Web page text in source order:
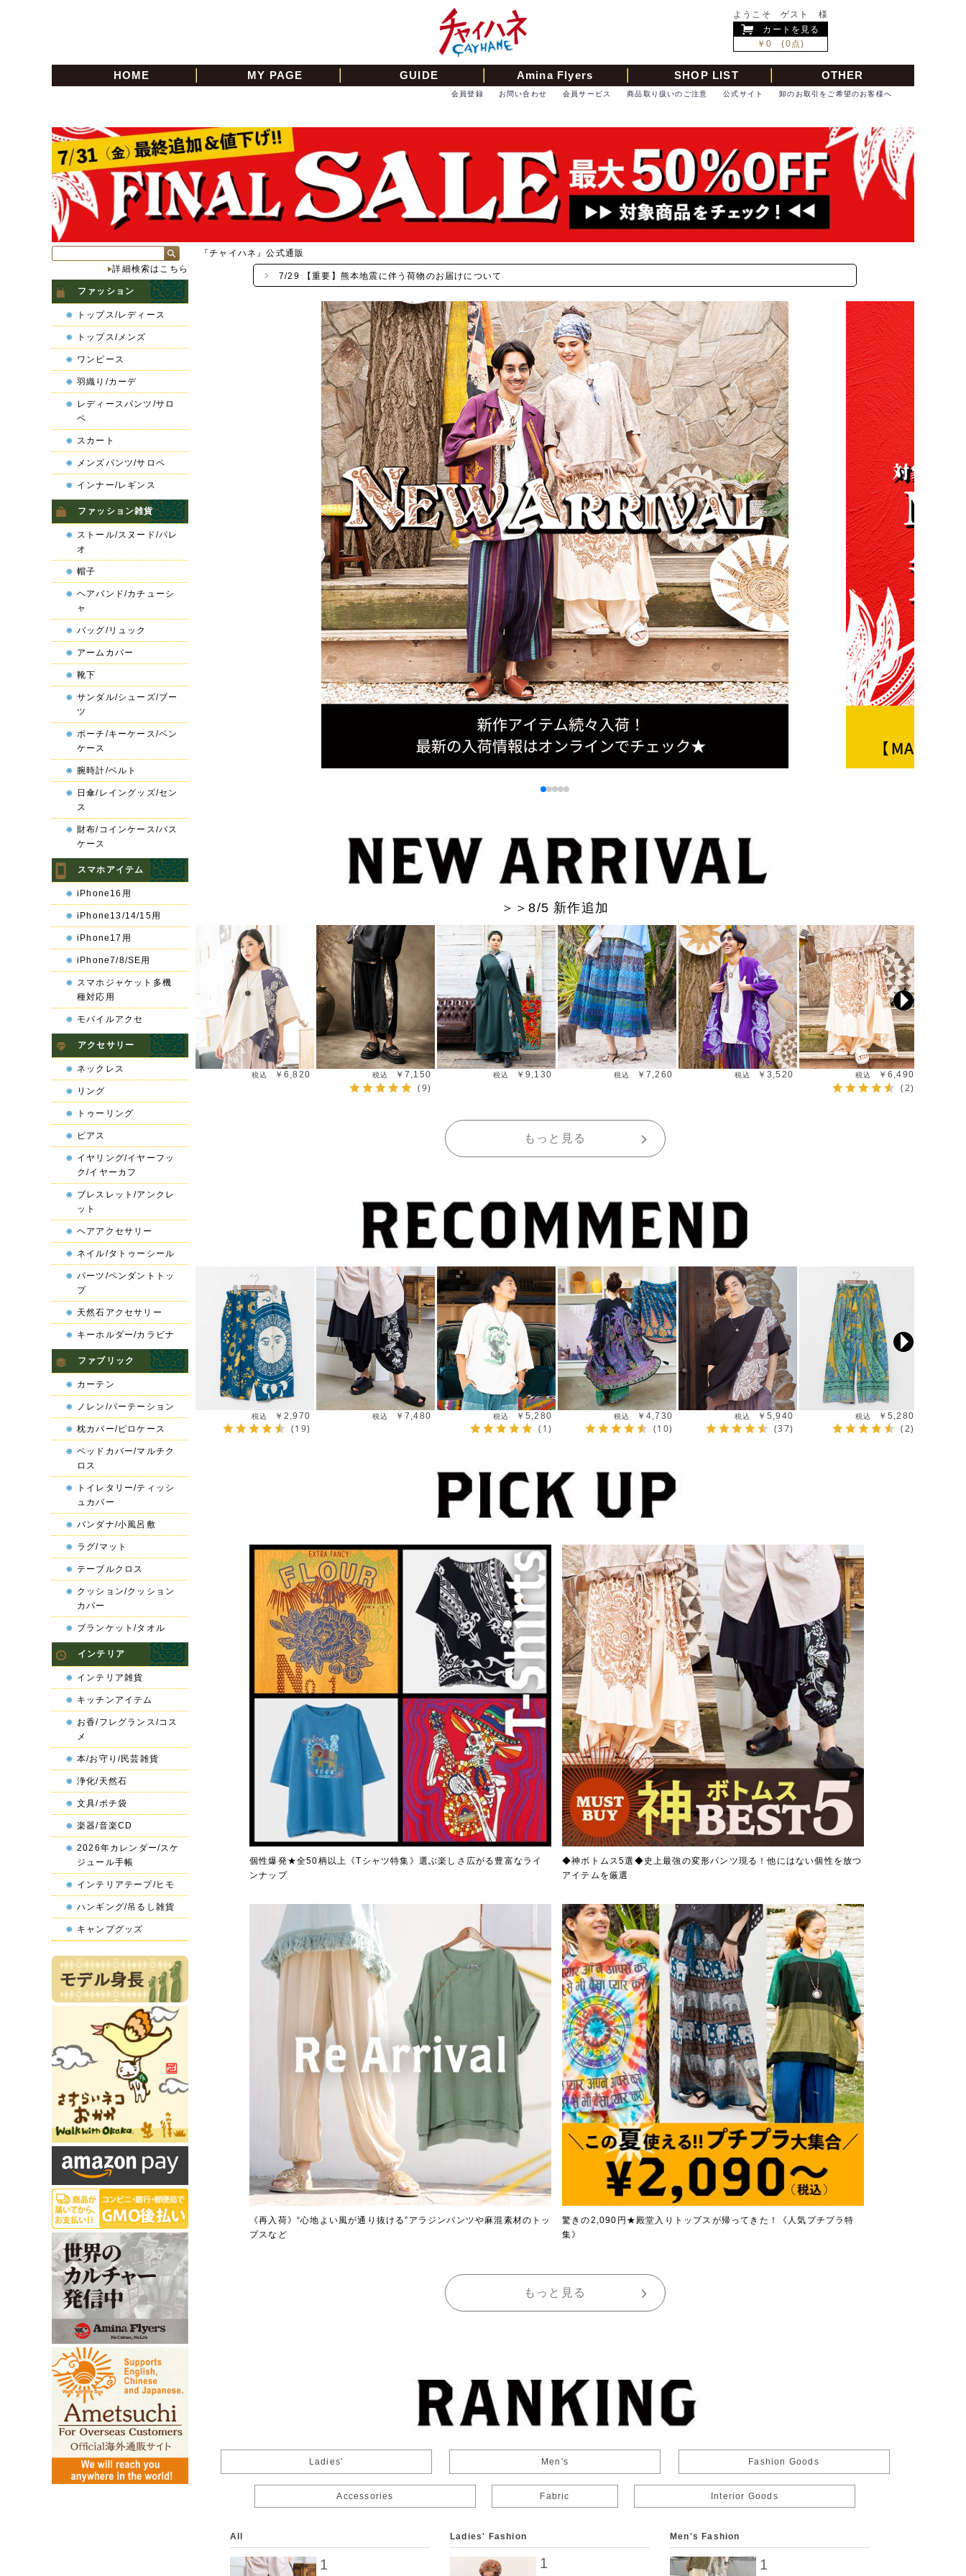
ようこそ ゲスト 様
カートを見る
￥0 (0点)
HOME MY PAGE GUIDE Amina Flyers SHOP LIST OTHER
卸のお取引をご希望のお客様へ
公式サイト
商品取り扱いのご注意
会員サービス
お問い合わせ
会員登録
『チャイハネ』公式通販
7/29 【重要】熊本地震に伴う荷物のお届けについて
＞＞8/5 新作追加
￥6,820 ￥7,150
(9)
￥9,130 ￥7,260 ￥3,520 ￥6,490
(2)
もっと見る
￥2,970
(19)
￥7,480 ￥5,280
(1)
￥4,730
(10)
￥5,940
(37)
￥5,280
(2)
個性爆発★全50柄以上《Tシャツ特集》選ぶ楽しさ広がる豊富なライ
ンナップ
◆神ボトムス5選◆史上最強の変形パンツ現る！他にはない個性を放つ
アイテムを厳選
《再入荷》“心地よい風が通り抜ける”アラジンパンツや麻混素材のトッ
プスなど
驚きの2,090円★殿堂入りトップスが帰ってきた！《人気プチプラ特
集》
もっと見る
Ladies' Men's Fashion Goods
Accessories Fabric Interior Goods
All
1
Ladies' Fashion
1
Men's Fashion
1
詳細検索はこちら
ファッション
トップス/レディース
トップス/メンズ
ワンピース
羽織り/カーデ
レディースパンツ/サロ
ペ
スカート
メンズパンツ/サロペ
インナー/レギンス
ファッション雑貨
ストール/スヌード/パレ
オ
帽子
ヘアバンド/カチューシ
ャ
バッグ/リュック
アームカバー
靴下
サンダル/シューズ/ブー
ツ
ポーチ/キーケース/ペン
ケース
腕時計/ベルト
日傘/レイングッズ/セン
ス
財布/コインケース/パス
ケース
スマホアイテム
iPhone16用
iPhone13/14/15用
iPhone17用
iPhone7/8/SE用
スマホジャケット多機
種対応用
モバイルアクセ
アクセサリー
ネックレス
リング
トゥーリング
ピアス
イヤリング/イヤーフッ
ク/イヤーカフ
ブレスレット/アンクレ
ット
ヘアアクセサリー
ネイル/タトゥーシール
パーツ/ペンダントトッ
プ
天然石アクセサリー
キーホルダー/カラビナ
ファブリック
カーテン
ノレン/パーテーション
枕カバー/ピロケース
ベッドカバー/マルチク
ロス
トイレタリー/ティッシ
ュカバー
バンダナ/小風呂敷
ラグ/マット
テーブルクロス
クッション/クッション
カバー
ブランケット/タオル
インテリア
インテリア雑貨
キッチンアイテム
お香/フレグランス/コス
メ
本/お守り/民芸雑貨
浄化/天然石
文具/ポチ袋
楽器/音楽CD
2026年カレンダー/スケ
ジュール手帳
インテリアテープ/ヒモ
ハンギング/吊るし雑貨
キャンプグッズ